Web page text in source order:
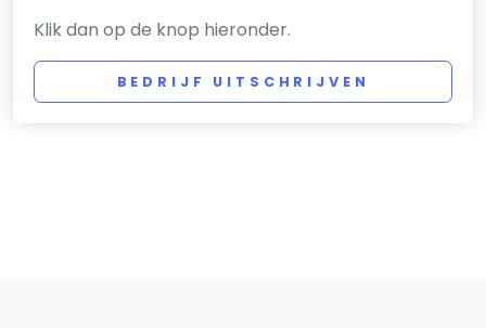
Klik dan op de knop hieronder.
BEDRIJF UITSCHRIJVEN